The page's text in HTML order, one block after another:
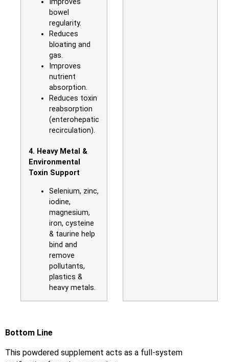
Improves
bowel
regularity.
Reduces
bloating and
gas.
Improves
nutrient
absorption.
Reduces toxin
reabsorption
(enterohepatic
recirculation).
4. Heavy Metal &
Environmental
Toxin Support
Selenium, zinc,
iodine,
magnesium,
iron, cysteine
& taurine help
bind and
remove
pollutants,
plastics &
heavy metals.
Bottom Line
This powdered supplement acts as a full-system